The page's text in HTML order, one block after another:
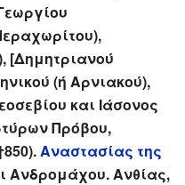
[Δημητριανού
(ή Αρνιακού),
και Ιάσονος
Πρόβου,
Αναστασίας της
Ανδρομάχου. Ανθίας,